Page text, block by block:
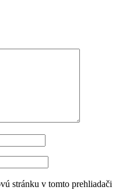
stránku v tomto prehliadači